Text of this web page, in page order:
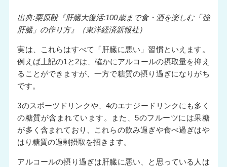
出典:栗原毅『肝臓大復活:100歳まで食・酒を楽しむ「強
肝臓」の作り方』（東洋経済新報社）
実は、これらはすべて「肝臓に悪い」習慣といえます。
例えば上記の1と2は、確かにアルコールの摂取量を抑え
ることができますが、一方で糖質の摂り過ぎになりがち
です。
3のスポーツドリンクや、4のエナジードリンクにも多く
の糖質が含まれています。また、5のフルーツには果糖
が多く含まれており、これらの飲み過ぎや食べ過ぎはや
はり糖質の過剰摂取を招きます。
アルコールの摂り過ぎは肝臓に悪い、と思っている人は